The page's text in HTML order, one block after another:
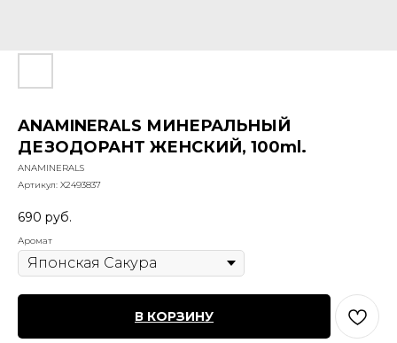
ANAMINERALS МИНЕРАЛЬНЫЙ
ДЕЗОДОРАНТ ЖЕНСКИЙ, 100ml.
ANAMINERALS
Артикул: X2493837
690 руб.
Аромат
В КОРЗИНУ